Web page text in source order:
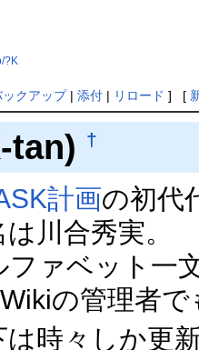
?K
ックアップ| 添付| リロード ] [
tan) †
計画の初代
川合秀実。
ファベット一
の管理者
は時々しか更